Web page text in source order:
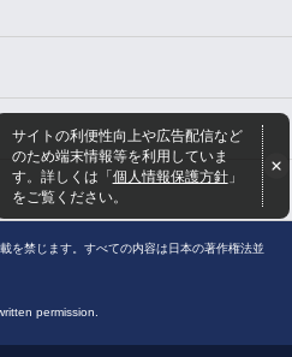
サイトの利便性向上や広告配信など
のため端末情報等を利用していま
す。詳しくは「個人情報保護方針」
をご覧ください。
を禁じます。すべての内容は日本の著作権法並
permission.